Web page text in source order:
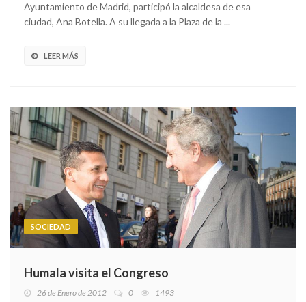
Ayuntamiento de Madrid, participó la alcaldesa de esa
ciudad, Ana Botella. A su llegada a la Plaza de la ...
LEER MÁS
SOCIEDAD
Humala visita el Congreso
26 de Enero de 2012 0 1493